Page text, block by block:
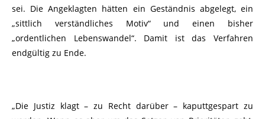
sei. Die Angeklagten hätten ein Geständnis abgelegt, ein
„sittlich verständliches Motiv“ und einen bisher
„ordentlichen Lebenswandel“. Damit ist das Verfahren
endgültig zu Ende.
„Die Justiz klagt – zu Recht darüber – kaputtgespart zu